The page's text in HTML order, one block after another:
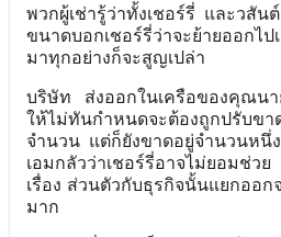
พวกผู้เช่ารู้ว่าทั้งเชอร์รี่ และวสั
ขนาดบอกเชอร์รี่ว่าจะย้ายออกไ
มาทุกอย่างก็จะสูญเปล่า
บริษัท ส่งออกในเครือของคุณนา
ให้ไม่ทันกำหนดจะต้องถูกปรับข
จำนวน แต่ก็ยังขาดอยู่จำนวนหนึ่
เอมกลัวว่าเชอร์รี่อาจไม่ยอมช่
เรื่อง ส่วนตัวกับธุรกิจนั้นแยกออ
มาก